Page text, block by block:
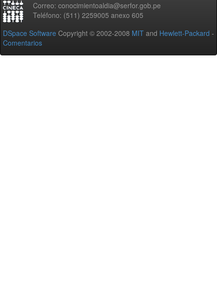
Correo: conocimientoaldia@serfor.gob.pe
Teléfono: (511) 2259005 anexo 605
DSpace Software Copyright © 2002-2008 MIT and Hewlett-Packard -
Comentarios